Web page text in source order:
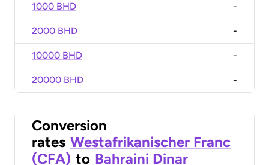
1000 BHD -
2000 BHD -
10000 BHD -
20000 BHD -
Conversion
rates Westafrikanischer Franc
(CFA) to Bahraini Dinar